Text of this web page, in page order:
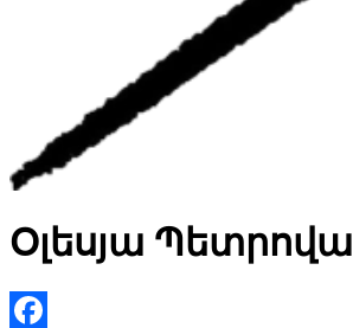
Օլեսյա Պետրովա